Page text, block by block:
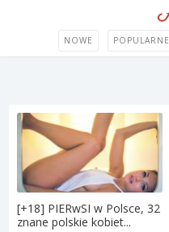
NOWE POPULARNE
[+18] PIERwSI w Polsce, 32
znane polskie kobiet...